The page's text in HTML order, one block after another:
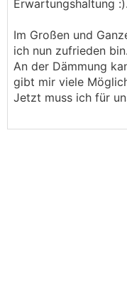
Erwartungshaltung :).
Im Großen und
ich nun zufrieden bin.
An der Dämmung
gibt mir viele
Jetzt muss ich für